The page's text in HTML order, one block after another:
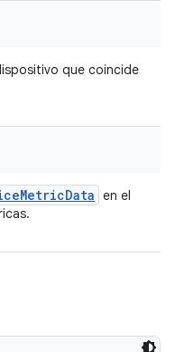
que coincide
MetricData en el